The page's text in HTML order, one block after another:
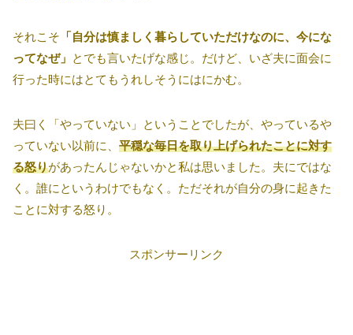
それこそ 「自分は慎ましく暮らしていただけなのに、今にな
ってなぜ」 とでも言いたげな感じ。だけど、いざ夫に面会に
行った時にはとてもうれしそうにはにかむ。
夫曰く「やっていない」ということでしたが、やっているや
っていない以前に、 平穏な毎日を取り上げられたことに対す
る怒りがあったんじゃないかと私は思いました。夫にではな
く。誰にというわけでもなく。ただそれが自分の身に起きた
ことに対する怒り。
スポンサーリンク